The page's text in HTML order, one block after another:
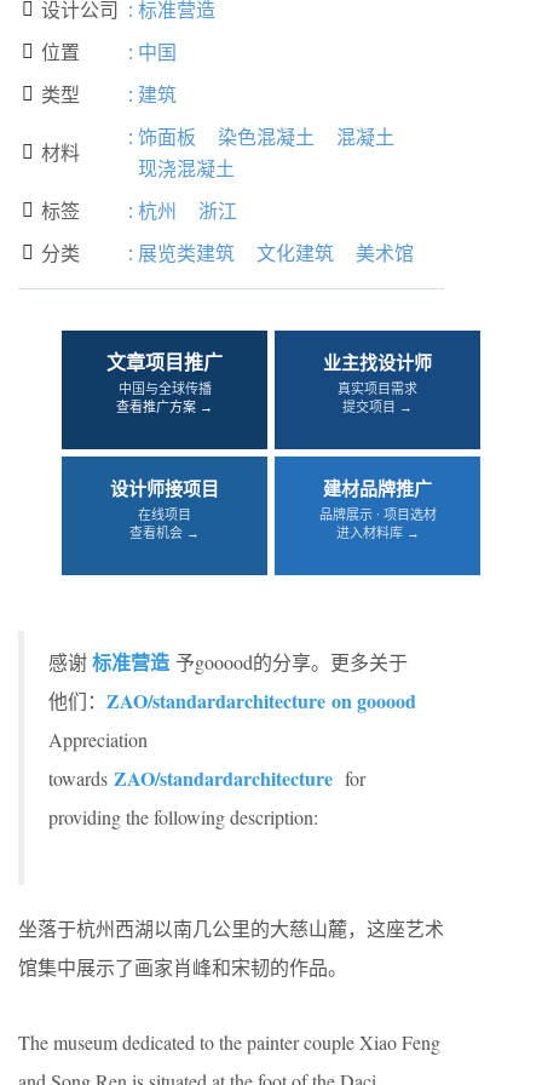
 设计公司 : 标准营造
 位置 : 中国
 类型 : 建筑
 材料
: 饰面板 染色混凝土
混凝土
现浇混凝土
 标签 : 杭州 浙江
 分类 : 展览类建筑 文化建筑 美术馆
文章项目推广
中国与全球传播
查看推广方案 →
业主找设计师
真实项目需求
提交项目 →
设计师接项目
在线项目
查看机会 →
建材品牌推广
品牌展示 · 项目选材
进入材料库 →
感谢标准营造 予gooood的分享。更多关于
他们： ZAO/standardarchitecture on gooood
Appreciation
towards ZAO/standardarchitecture for
providing the following description:
坐落于杭州西湖以南几公里的大慈山麓，这座艺术
馆集中展示了画家肖峰和宋韧的作品。
The museum dedicated to the painter couple Xiao Feng